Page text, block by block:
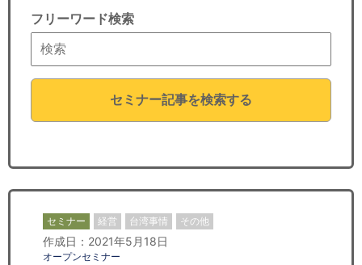
セミナー
経済ニュース
フリーワード検索
セミナー記事を検索する
セミナー 経営 台湾事情 その他
作成日：2021年5月18日
オープンセミナー